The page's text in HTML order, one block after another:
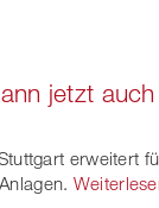
jetzt
erweitert